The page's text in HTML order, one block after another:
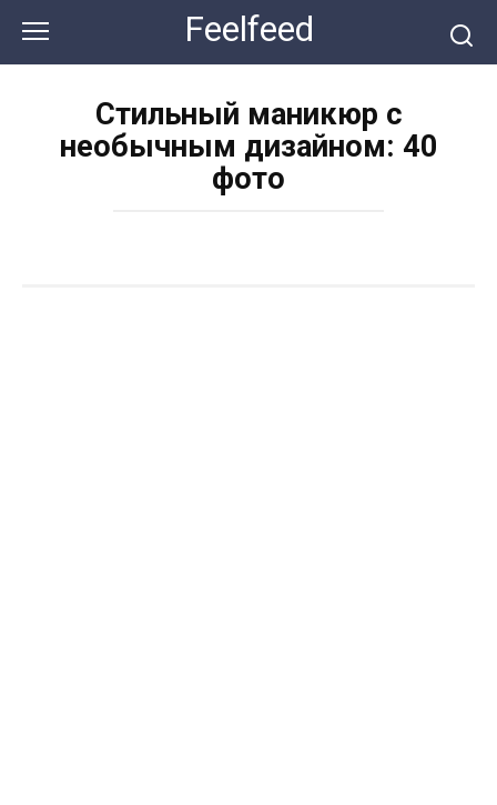
контенту
Feelfeed
Стильный маникюр с
необычным дизайном: 40
фото